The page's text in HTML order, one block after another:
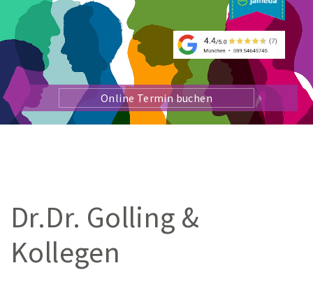
Online Termin buchen
Dr.Dr. Golling &
Kollegen